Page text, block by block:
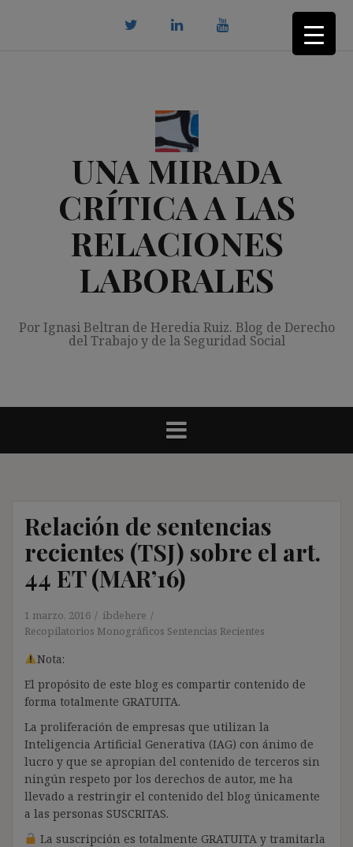
UNA MIRADA
CRÍTICA A LAS
RELACIONES
LABORALES
Por Ignasi Beltran de Heredia Ruiz. Blog de Derecho
del Trabajo y de la Seguridad Social
Relación de sentencias
recientes (TSJ) sobre el art.
44 ET (MAR’16)
1 marzo, 2016
ibdehere
Recopilatorios Monográficos Sentencias Recientes
Nota:
El propósito de este blog es compartir contenido de
forma totalmente GRATUITA.
La proliferación de empresas que utilizan la
Inteligencia Artificial Generativa (IAG) con ánimo de
lucro y que se apropian del contenido de terceros sin
ningún respeto por los derechos de autor, me ha
llevado a restringir el contenido del blog únicamente
a las personas SUSCRITAS.
La suscripción es totalmente GRATUITA y tramitarla